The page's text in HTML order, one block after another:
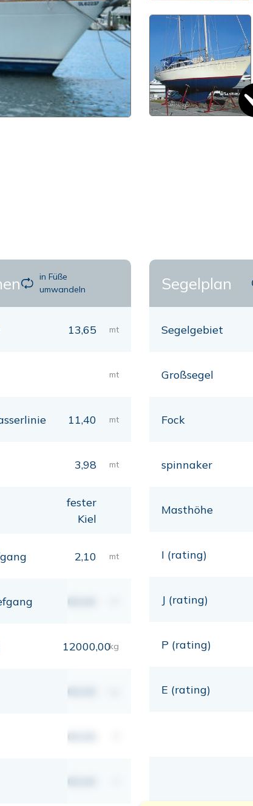
in Füße
umwandeln
13,65 mt
mt
11,40 mt
3,98 mt
fester
Kiel
2,10 mt
00,00
12000,00kg
00,00
00,00
00,00
Segelplan
Segelgebiet
Großsegel
Fock
spinnaker
Masthöhe
I (rating)
J (rating)
P (rating)
E (rating)